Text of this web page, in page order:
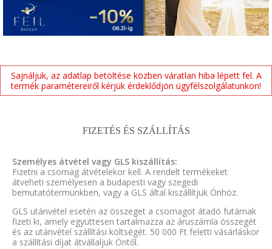
Sajnáljuk, az adatlap betöltése közben váratlan hiba lépett fel. A
termék paramétereiről kérjük érdeklődjön ügyfélszolgálatunkon!
FIZETÉS ÉS SZÁLLÍTÁS
Személyes átvétel vagy GLS kiszállítás:
Fizetni a csomag átvételekor kell. A rendelt termékeket
átveheti személyesen a budapesti vagy szegedi
bemutatótermünkben, vagy a GLS által kiszállítjuk Önhöz.
GLS utánvétel esetén az összeget a csomagot átadó futárnak
fizeti ki, amely együttesen tartalmazza az áruszámla összegét
és az utánvétel szállítási költségét. 50 000 Ft feletti vásárláskor
a szállítási díjat átvállaljuk Öntől.